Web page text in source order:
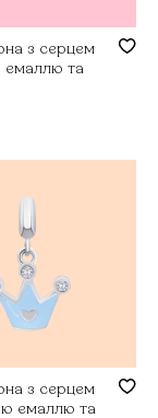
з серцем
та
з серцем
емаллю та